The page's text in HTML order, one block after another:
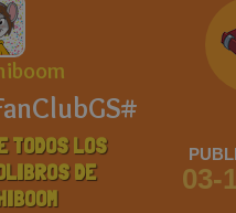
TODOS LOS
DE
03-